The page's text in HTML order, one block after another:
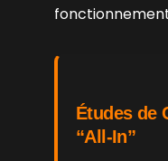
Études de
“All-In”